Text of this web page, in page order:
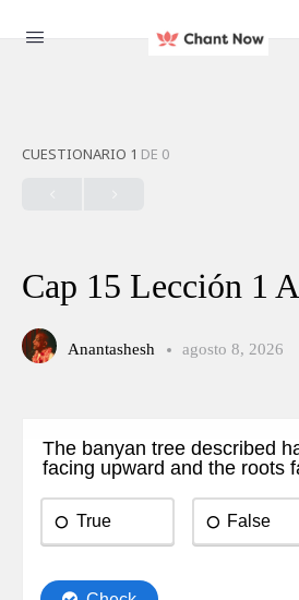
CUESTIONARIO 1 DE 0
Cap 15 Lección 1
Anantashesh agosto 8, 2026